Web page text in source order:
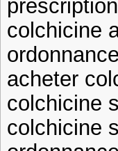
prescription
colchicine
ordonnance
acheter
colchicine
colchicine